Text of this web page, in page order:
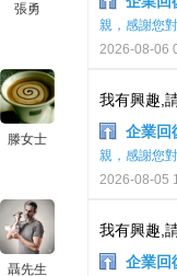
張勇
親，感謝您
2026-08-06
滕女士
我有興趣,
企業回
親，感謝您
2026-08-05
聶先生
我有興趣,
企業回